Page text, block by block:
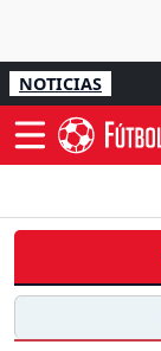
NOTICIAS